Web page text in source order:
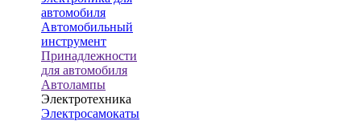
автомобиля
Автомобильный
инструмент
Принадлежности
для автомобиля
Автолампы
Электротехника
Электросамокаты